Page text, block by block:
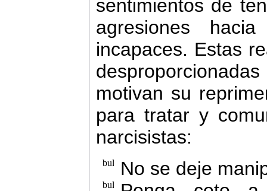
sentimientos de
agresiones
incapaces. Estas
motivan su
para tratar y
narcisistas:
No se deje